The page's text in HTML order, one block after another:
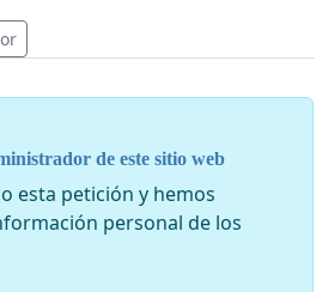
de este sitio web
esta petición y hemos
personal de los